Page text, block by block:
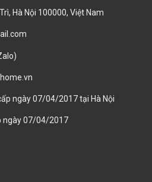
Hà Nội 100000, Việt Nam
ngày 07/04/2017 tại Hà Nội
ngày 07/04/2017